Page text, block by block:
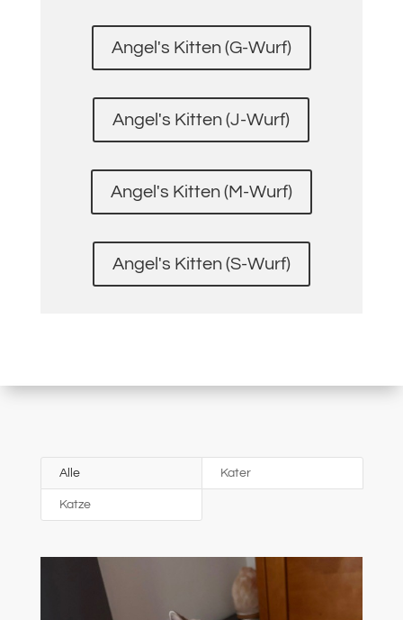
Angel's Kitten (G-Wurf)
Angel's Kitten (J-Wurf)
Angel's Kitten (M-Wurf)
Angel's Kitten (S-Wurf)
Alle Kater
Katze